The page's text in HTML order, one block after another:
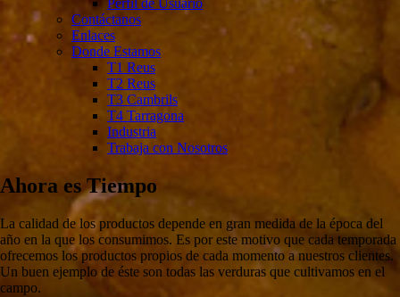
Perfil de Usuario
Contáctanos
Enlaces
Donde Estamos
T1 Reus
T2 Reus
T3 Cambrils
T4 Tarragona
Industria
Trabaja con Nosotros
Ahora es Tiempo
La calidad de los productos depende en gran medida de la época del
año en la que los consumimos. Es por este motivo que cada temporada
ofrecemos los productos propios de cada momento a nuestros clientes.
Un buen ejemplo de éste son todas las verduras que cultivamos en el
campo.